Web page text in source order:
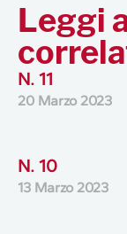
Leggi
N. 11
20 Marzo 2023
N. 10
13 Marzo 2023